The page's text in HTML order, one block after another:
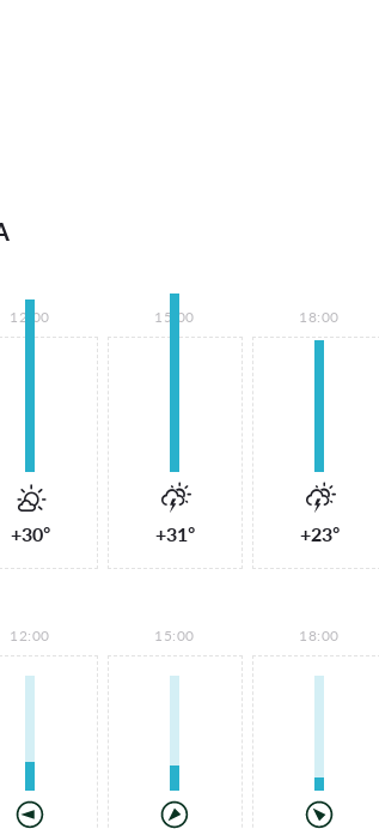
12:00
+30°
15:00
+31°
18:00
+23°
12:00 15:00 18:00